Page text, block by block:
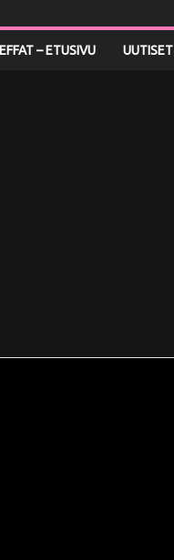
– ETUSIVU UUTISET